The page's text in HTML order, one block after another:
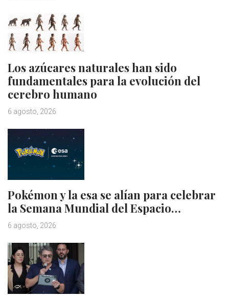
Los azúcares naturales han sido
fundamentales para la evolución del
cerebro humano
6 agosto, 2026
Pokémon y la esa se alían para celebrar
la Semana Mundial del Espacio…
6 agosto, 2026